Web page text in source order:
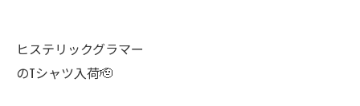
ヒステリックグラマー
のTシャツ入荷🫡